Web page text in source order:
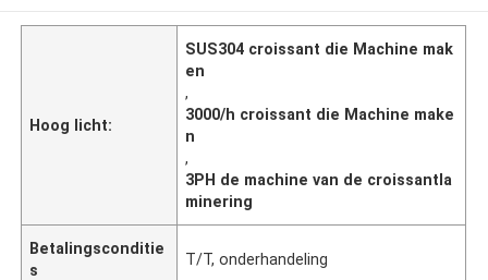
Hoog licht:
SUS304 croissant die Machine mak
en
,
3000/h croissant die Machine make
n
,
3PH de machine van de croissantla
minering
Betalingsconditie
s
T/T, onderhandeling